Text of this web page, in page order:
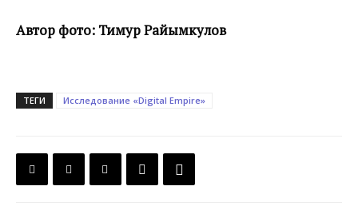
Автор фото: Тимур Райымкулов
ТЕГИ Исследование «Digital Empire»